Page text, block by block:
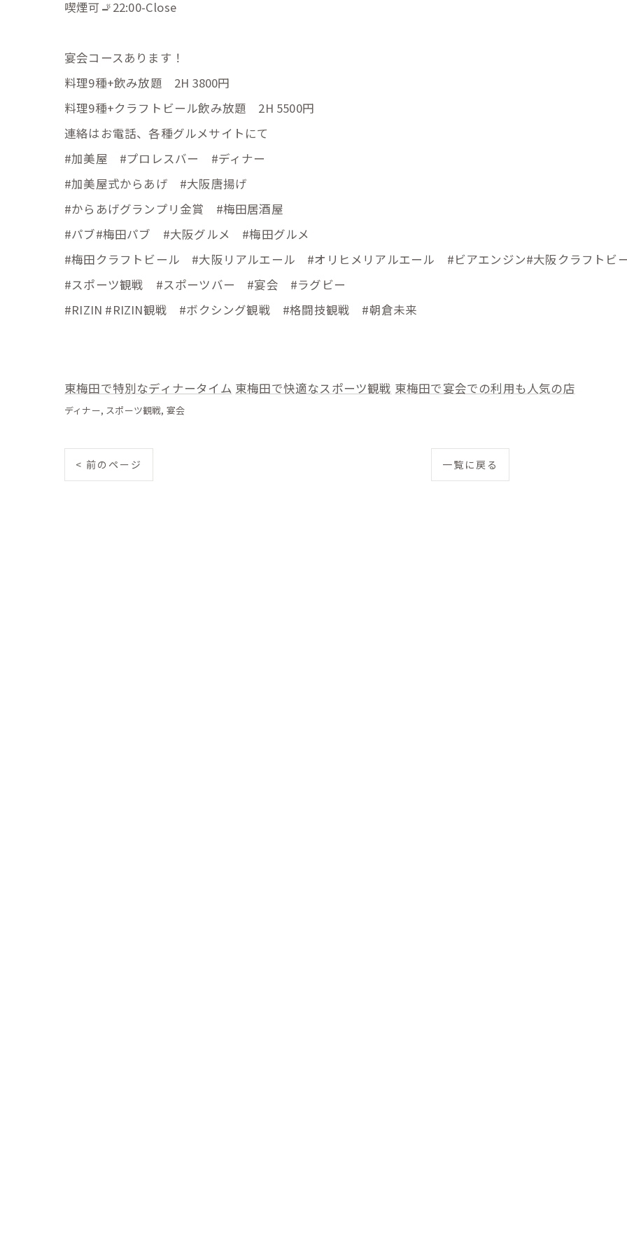
喫煙可🚬22:00-Close
宴会コースあります！
料理9種+飲み放題 2H 3800円
料理9種+クラフトビール飲み放題 2H 5500円
連絡はお電話、各種グルメサイトにて
#加美屋 #プロレスバー #ディナー
#加美屋式からあげ #大阪唐揚げ
#からあげグランプリ金賞 #梅田居酒屋
#パブ#梅田パブ #大阪グルメ #梅田グルメ
#梅田クラフトビール #大阪リアルエール #オリヒメリアルエール #ビアエンジン#大阪クラフトビ
#スポーツ観戦 #スポーツバー #宴会 #ラグビー
#RIZIN #RIZIN観戦 #ボクシング観戦 #格闘技観戦 #朝倉未来
東梅田で特別なディナータイム 東梅田で快適なスポーツ観戦 東梅田で宴会での利用も人気の店
ディナー スポーツ観戦 宴会
< 前のページ 一覧に戻る